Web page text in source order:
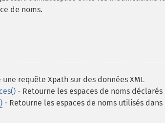
de noms.
une requête Xpath sur des données XML
- Retourne les espaces de noms
- Retourne les espaces de noms utilisés